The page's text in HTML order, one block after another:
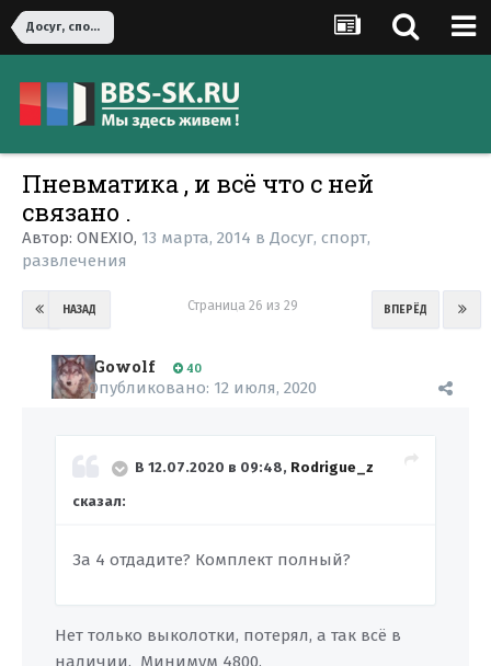
Досуг, спорт, развлечения
Пневматика , и всё что с ней
связано .
Автор: ONEXIO, 13 марта, 2014 в Досуг, спорт,
развлечения
НАЗАД ВПЕРЁД
Страница 26 из 29
Gowolf 40
Опубликовано: 12 июля, 2020
В 12.07.2020 в 09:48, Rodrigue_z
сказал:
За 4 отдадите? Комплект полный?
Нет только выколотки, потерял, а так всё в
наличии. Минимум 4800.